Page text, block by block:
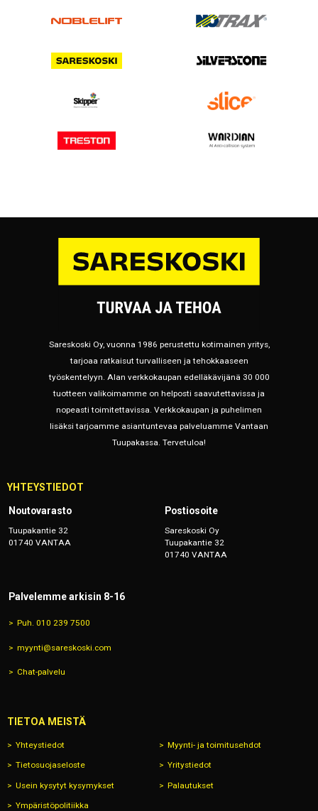
Sareskoski Oy, vuonna 1986 perustettu kotimainen yritys,
tarjoaa ratkaisut turvalliseen ja tehokkaaseen
työskentelyyn. Alan verkkokaupan edelläkävijänä 30 000
tuotteen valikoimamme on helposti saavutettavissa ja
nopeasti toimitettavissa. Verkkokaupan ja puhelimen
lisäksi tarjoamme asiantuntevaa palveluamme Vantaan
Tuupakassa. Tervetuloa!
YHTEYSTIEDOT
Noutovarasto
Tuupakantie 32
01740 VANTAA
Postiosoite
Sareskoski Oy
Tuupakantie 32
01740 VANTAA
Palvelemme arkisin 8-16
Puh. 010 239 7500
myynti@sareskoski.com
Chat-palvelu
TIETOA MEISTÄ
Yhteystiedot Myynti- ja toimitusehdot
Tietosuojaseloste Yritystiedot
Usein kysytyt kysymykset Palautukset
Ympäristöpolitiikka